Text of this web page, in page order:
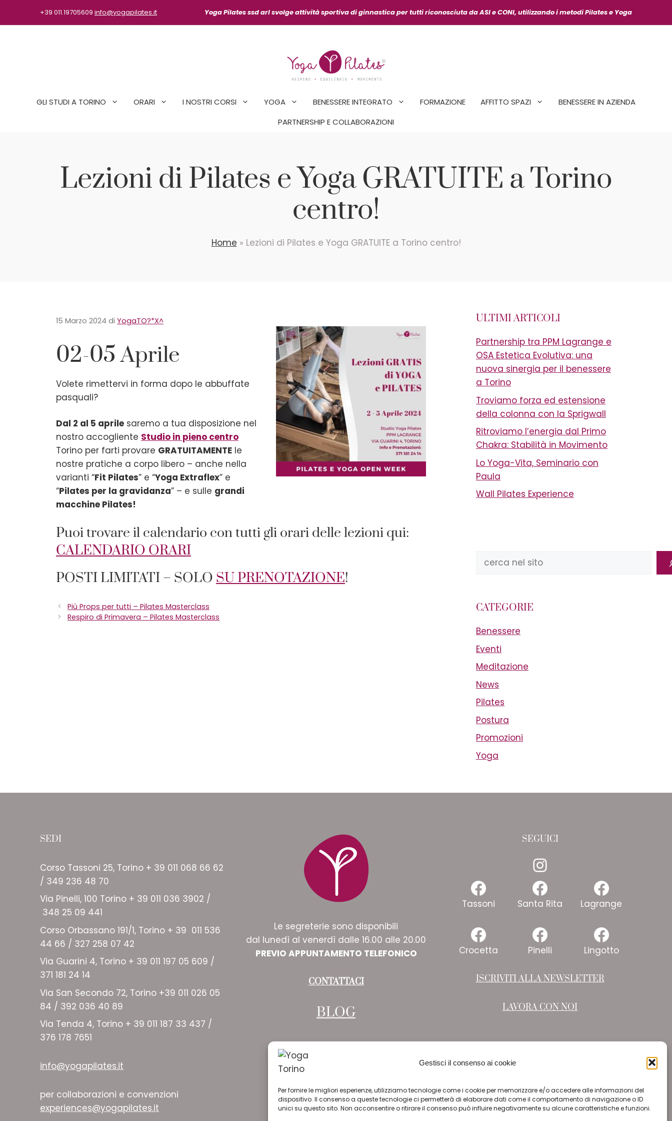
Gestisci il consenso ai cookie
Per fornire le migliori esperienze, utilizziamo tecnologie come i cookie per memorizzare e/o accedere alle informazioni del
dispositivo. Il consenso a queste tecnologie ci permetterà di elaborare dati come il comportamento di navigazione o ID
unici su questo sito. Non acconsentire o ritirare il consenso può influire negativamente su alcune caratteristiche e funzioni.
Yoga Pilates ssd arl svolge attività sportivadi ginnastica per tutti riconosciuta da ASIe CONI, utilizzando i metodi Pilates e Yoga
+39 011.19705609 info@yogapilates.it
GLI STUDI A TORINO ORARI I NOSTRI CORSI YOGA BENESSERE INTEGRATO FORMAZIONE AFFITTO SPAZI
BENESSERE IN AZIENDA
PARTNERSHIP E COLLABORAZIONI
Lezioni di Pilates e Yoga GRATUITE a Torino
centro!
Home » Lezioni di Pilates e Yoga GRATUITE a Torino centro!
15 Marzo 2024 di YogaTO?*X^
02-05 Aprile
Volete rimettervi in forma dopo le abbuffate
pasquali?
Dal 2 al 5 aprile saremo a tua disposizione nel
nostro accogliente Studio in pieno centro
Torino per farti provare GRATUITAMENTE le
nostre pratiche a corpo libero – anche nella
varianti “Fit Pilates” e “Yoga Extraflex” e
“Pilates per la gravidanza” – e sulle grandi
macchine Pilates!
Puoi trovare il calendario con tutti gli orari delle lezioni qui:
CALENDARIO ORARI
POSTI LIMITATI – SOLO SU PRENOTAZIONE!
Più Props per tutti – Pilates Masterclass
Respiro di Primavera – Pilates Masterclass
ULTIMI ARTICOLI
Partnership tra PPM Lagrange e
OSA Estetica Evolutiva: una
nuova sinergia per il benessere
a Torino
Troviamo forza ed estensione
della colonna con la Sprigwall
Ritroviamo l’energia dal Primo
Chakra: Stabilità in Movimento
Lo Yoga-Vita, Seminario con
Paula
Wall Pilates Experience
CATEGORIE
Benessere
Eventi
Meditazione
News
Pilates
Postura
Promozioni
Yoga
SEDI
Corso Tassoni 25, Torino + 39 011 068 66 62
/ 349 236 48 70
Via Pinelli, 100 Torino + 39 011 036 3902 /
348 25 09 441
Corso Orbassano 191/1, Torino + 39 011 536
44 66 / 327 258 07 42
Via Guarini 4, Torino + 39 011 197 05 609 /
371 181 24 14
Via San Secondo 72, Torino +39 011 026 05
84 / 392 036 40 89
Via Tenda 4, Torino + 39 011 187 33 437 /
376 178 7651
info@yogapilates.it
per collaborazioni e convenzioni
experiences@yogapilates.it
Le segreterie sono disponibili
dal lunedì al venerdì dalle 16.00 alle 20.00
PREVIO APPUNTAMENTO TELEFONICO
CONTATTACI
BLOG
SEGUICI
Instagram
Facebook
Tassoni Facebook
Santa Rita Lagrange
Facebook
Crocetta Facebook
Pinelli Lingotto
ISCRIVITI ALLA NEWSLETTER
LAVORA CON NOI